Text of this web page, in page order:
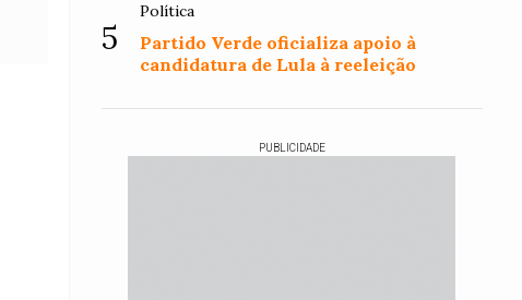
5
Política
Partido Verde oficializa apoio à
candidatura de Lula à reeleição
PUBLICIDADE